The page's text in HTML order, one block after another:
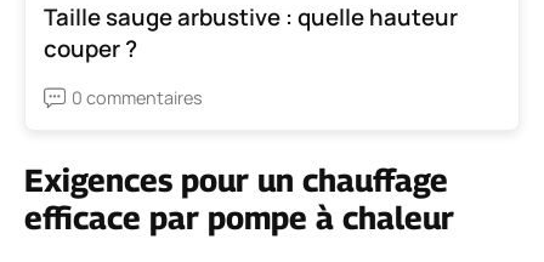
Taille sauge arbustive : quelle hauteur
couper ?
0 commentaires
Exigences pour un chauffage
efficace par pompe à chaleur